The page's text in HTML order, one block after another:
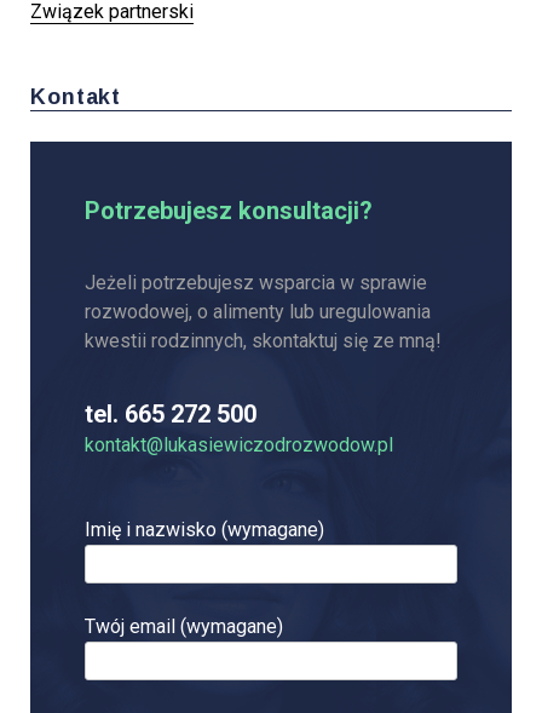
Związek partnerski
Kontakt
Potrzebujesz konsultacji?
Jeżeli potrzebujesz wsparcia w sprawie
rozwodowej, o alimenty lub uregulowania
kwestii rodzinnych, skontaktuj się ze mną!
tel. 665 272 500
kontakt@lukasiewiczodrozwodow.pl
Imię i nazwisko (wymagane)
Twój email (wymagane)